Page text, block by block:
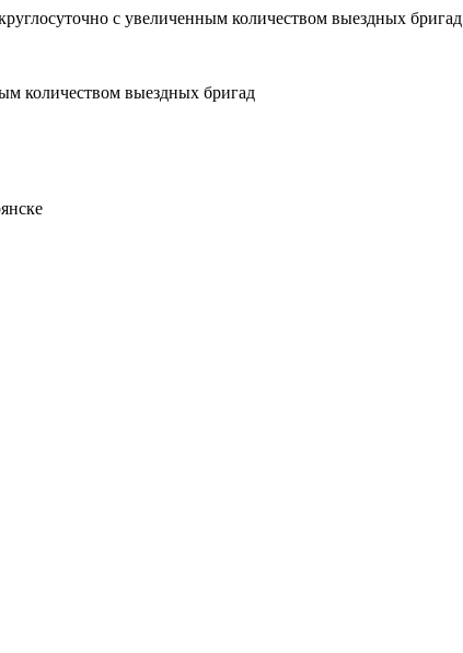
с увеличенным количеством выездных бригад
количеством выездных бригад